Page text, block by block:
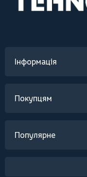
Інформація
Покупцям
Популярне